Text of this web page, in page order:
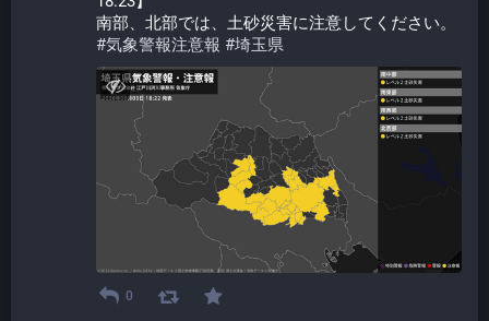
南部、北部では、土砂災害に注意してください。
#気象警報注意報 #埼玉県
0